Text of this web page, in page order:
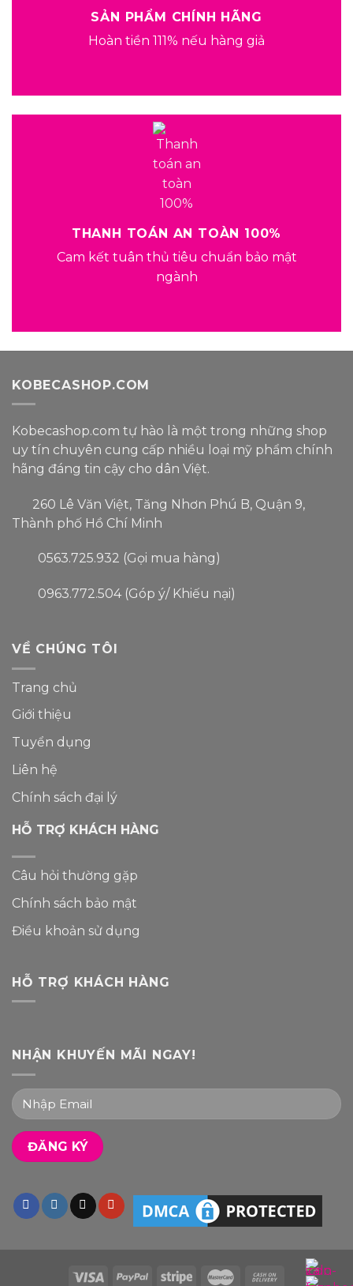
SẢN PHẨM CHÍNH HÃNG
Hoàn tiền 111% nếu hàng giả
THANH TOÁN AN TOÀN 100%
Cam kết tuân thủ tiêu chuẩn bảo mật
ngành
KOBECASHOP.COM
Kobecashop.com tự hào là một trong những shop
uy tín chuyên cung cấp nhiều loại mỹ phẩm chính
hãng đáng tin cậy cho dân Việt.
260 Lê Văn Việt, Tăng Nhơn Phú B, Quận 9,
Thành phố Hồ Chí Minh
0563.725.932 (Gọi mua hàng)
0963.772.504 (Góp ý/ Khiếu nại)
VỀ CHÚNG TÔI
Trang chủ
Giới thiệu
Tuyển dụng
Liên hệ
Chính sách đại lý
HỖ TRỢ KHÁCH HÀNG
Câu hỏi thường gặp
Chính sách bảo mật
Điều khoản sử dụng
HỖ TRỢ KHÁCH HÀNG
NHẬN KHUYẾN MÃI NGAY!